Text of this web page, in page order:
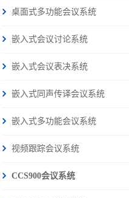
桌面式多功能会议系统
嵌入式会议讨论系统
嵌入式会议表决系统
嵌入式同声传译会议系统
嵌入式多功能会议系统
视频跟踪会议系统
CCS900会议系统